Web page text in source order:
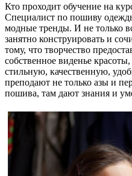
Кто проходит обучение на
Специалист по пошиву
модные тренды. И не только
занятно конструировать и
тому, что творчество
собственное виденье
стильную, качественную,
преподают не только азы и
пошива, там дают знания и